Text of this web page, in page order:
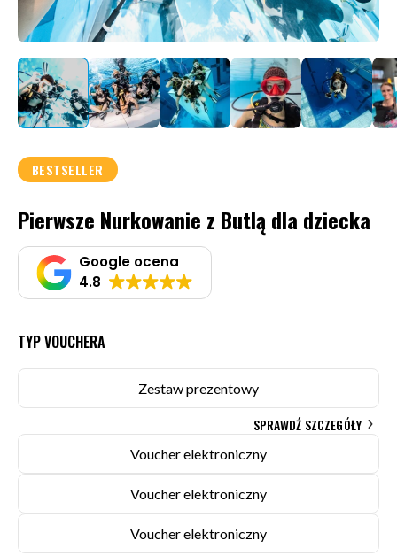
BESTSELLER
Pierwsze Nurkowanie z Butlą dla dziecka
Google ocena
4.8
TYP VOUCHERA
Zestaw prezentowy
SPRAWDŹ SZCZEGÓŁY
Voucher elektroniczny
Voucher elektroniczny
Voucher elektroniczny